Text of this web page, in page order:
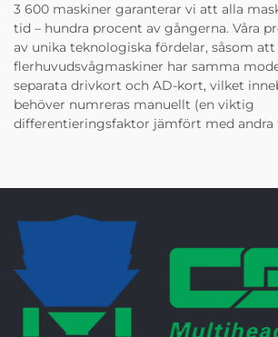
3 600 maskiner garanterar vi att alla
tid – hundra procent av gångerna. Våra
av unika teknologiska fördelar, såsom att
flerhuvudsvågmaskiner har samma
separata drivkort och AD-kort, vilket
behöver numreras manuellt (en viktig
differentieringsfaktor jämfört med andra